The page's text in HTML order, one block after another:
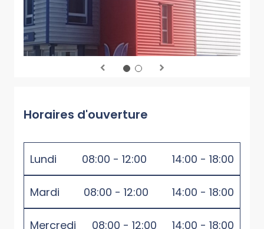
Horaires d'ouverture
Lundi 08:00 - 12:00 14:00 - 18:00
Mardi 08:00 - 12:00 14:00 - 18:00
Mercredi 08:00 - 12:00 14:00 - 18:00